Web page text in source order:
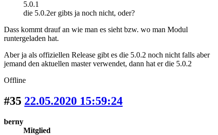
5.0.1
die 5.0.2er gibts ja noch nicht, oder?
Dass kommt drauf an wie man es sieht bzw. wo man Modul
runtergeladen hat.
Aber ja als offiziellen Release gibt es die 5.0.2 noch nicht falls aber
jemand den aktuellen master verwendet, dann hat er die 5.0.2
Offline
#35 22.05.2020 15:59:24
berny
Mitglied